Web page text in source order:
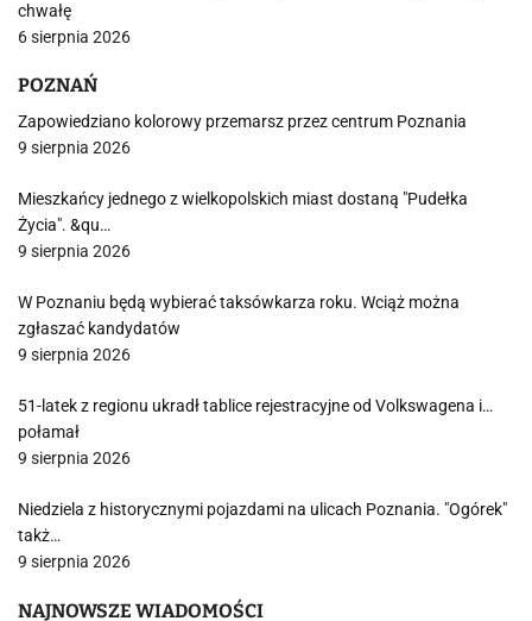
chwałę
6 sierpnia 2026
POZNAŃ
Zapowiedziano kolorowy przemarsz przez centrum Poznania
9 sierpnia 2026
Mieszkańcy jednego z wielkopolskich miast dostaną "Pudełka
Życia". &qu…
9 sierpnia 2026
W Poznaniu będą wybierać taksówkarza roku. Wciąż można
zgłaszać kandydatów
9 sierpnia 2026
51-latek z regionu ukradł tablice rejestracyjne od Volkswagena i…
połamał
9 sierpnia 2026
Niedziela z historycznymi pojazdami na ulicach Poznania. "Ogórek"
takż…
9 sierpnia 2026
NAJNOWSZE WIADOMOŚCI